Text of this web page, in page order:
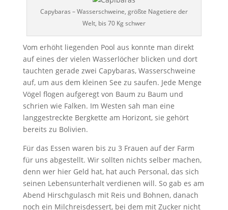
Capybaras – Wasserschweine, größte Nagetiere der
Welt, bis 70 Kg schwer
Vom erhöht liegenden Pool aus konnte man direkt
auf eines der vielen Wasserlöcher blicken und dort
tauchten gerade zwei Capybaras, Wasserschweine
auf, um aus dem kleinen See zu saufen. Jede Menge
Vögel flogen aufgeregt von Baum zu Baum und
schrien wie Falken. Im Westen sah man eine
langgestreckte Bergkette am Horizont, sie gehört
bereits zu Bolivien.
Für das Essen waren bis zu 3 Frauen auf der Farm
für uns abgestellt. Wir sollten nichts selber machen,
denn wer hier Geld hat, hat auch Personal, das sich
seinen Lebensunterhalt verdienen will. So gab es am
Abend Hirschgulasch mit Reis und Bohnen, danach
noch ein Milchreisdessert, bei dem mit Zucker nicht